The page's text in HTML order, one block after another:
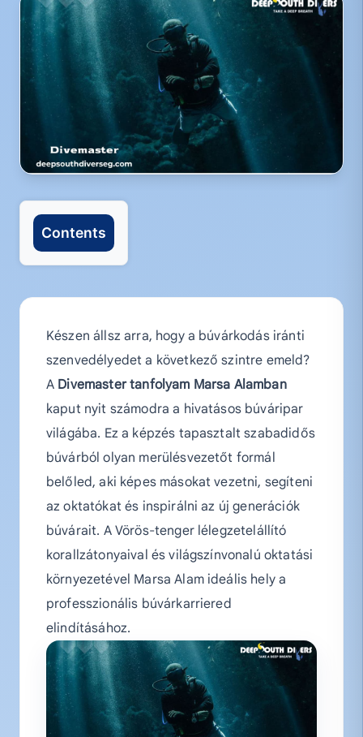
Contents
Készen állsz arra, hogy a búvárkodás iránti
szenvedélyedet a következő szintre emeld?
A Divemaster tanfolyam Marsa Alamban
kaput nyit számodra a hivatásos búváripar
világába. Ez a képzés tapasztalt szabadidős
búvárból olyan merülésvezetőt formál
belőled, aki képes másokat vezetni, segíteni
az oktatókat és inspirálni az új generációk
búvárait. A Vörös-tenger lélegzetelállító
korallzátonyaival és világszínvonalú oktatási
környezetével Marsa Alam ideális hely a
professzionális búvárkarriered
elindításához.